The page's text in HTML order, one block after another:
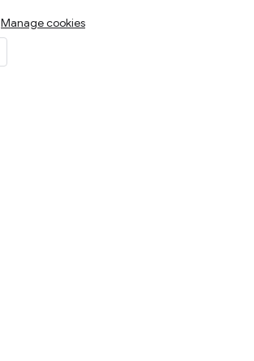
Manage cookies